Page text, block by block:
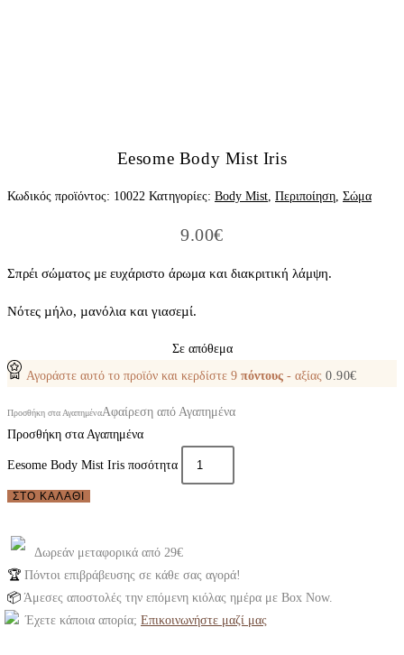
Eesome Body Mist Iris
Κωδικός προϊόντος: 10022 Κατηγορίες: Body Mist Περιποίηση Σώμα
9.00€
Σπρέι σώματος με ευχάριστο άρωμα και διακριτική λάμψη.
Nότες µήλο, µανόλια και γιασεµί.
Σε απόθεμα
Αγοράστε αυτό το προϊόν και κερδίστε 9 πόντους - αξίας 0.90€
Προσθήκη στα ΑγαπημέναΑφαίρεση από Αγαπημένα
Προσθήκη στα Αγαπημένα
Eesome Body Mist Iris ποσότητα
ΣΤΟ ΚΑΛΆΘΙ
Δωρεάν μεταφορικά από 29€
🏆 Πόντοι επιβράβευσης σε κάθε σας αγορά!
📦 Άμεσες αποστολές την επόμενη κιόλας ημέρα με Box Now.
Έχετε κάποια απορία; Επικοινωνήστε μαζί μας